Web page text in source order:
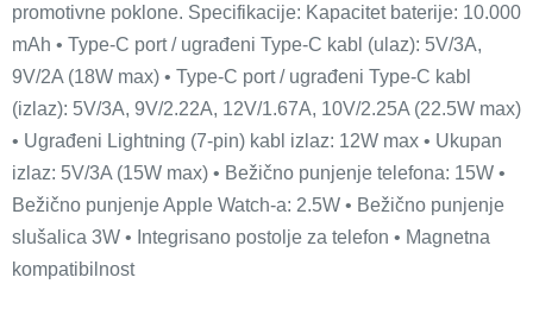
promotivne poklone. Specifikacije: Kapacitet baterije: 10.000
mAh • Type-C port / ugrađeni Type-C kabl (ulaz): 5V/3A,
9V/2A (18W max) • Type-C port / ugrađeni Type-C kabl
(izlaz): 5V/3A, 9V/2.22A, 12V/1.67A, 10V/2.25A (22.5W max)
• Ugrađeni Lightning (7-pin) kabl izlaz: 12W max • Ukupan
izlaz: 5V/3A (15W max) • Bežično punjenje telefona: 15W •
Bežično punjenje Apple Watch-a: 2.5W • Bežično punjenje
slušalica 3W • Integrisano postolje za telefon • Magnetna
kompatibilnost